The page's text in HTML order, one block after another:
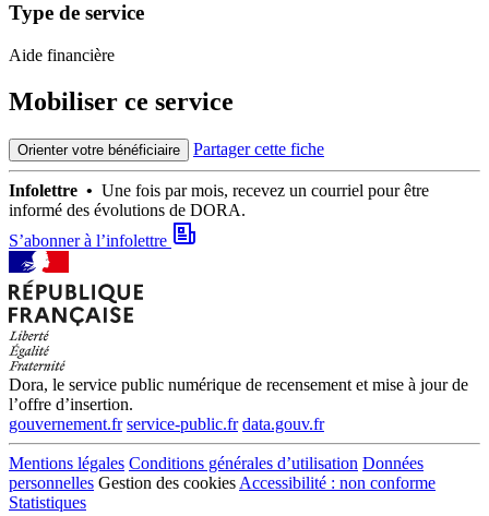
Type de service
Aide financière
Mobiliser ce service
Orienter votre bénéficiaire Partager cette fiche
Infolettre • Une fois par mois, recevez un courriel pour être
informé des évolutions de DORA.
S’abonner à l’infolettre
Dora, le service public numérique de recensement et mise à jour de
l’offre d’insertion.
gouvernement.fr service-public.fr data.gouv.fr
Mentions légales Conditions générales d’utilisation Données
personnelles Gestion des cookies Accessibilité : non conforme
Statistiques